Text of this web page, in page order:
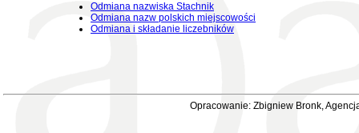
Odmiana nazwiska Stachnik
Odmiana nazw polskich miejscowości
Odmiana i składanie liczebników
Opracowanie: Zbigniew Bronk,